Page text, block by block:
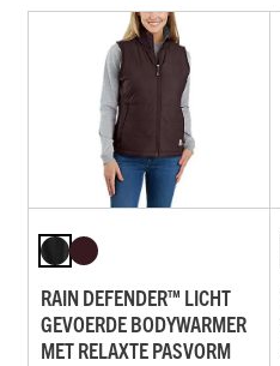
RAIN DEFENDER™ LICHT
GEVOERDE BODYWARMER
MET RELAXTE PASVORM